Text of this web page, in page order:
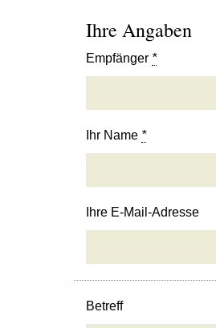
Ihre Angaben
Empfänger *
Ihr Name *
Ihre E-Mail-Adresse
Betreff